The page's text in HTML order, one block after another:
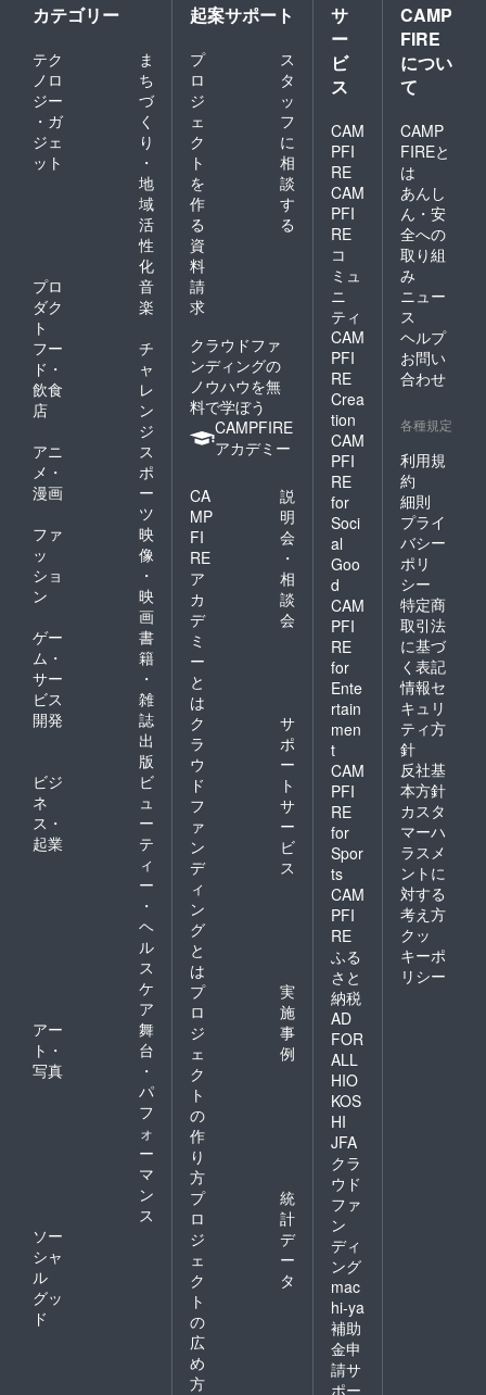
カテゴリー
テク
ノロ
ジー
・ガ
ジェ
ット
ま
ち
づ
く
り
・
地
域
活
性
化
プロ
ダク
ト
音
楽
フー
ド・
飲食
店
チ
ャ
レ
ン
ジ
アニ
メ・
漫画
ス
ポ
ー
ツ
ファ
ッ
ショ
ン
映
像
・
映
画
ゲー
ム・
サー
ビス
開発
書
籍
・
雑
誌
出
版
ビジ
ネ
ス・
起業
ビ
ュ
ー
テ
ィ
ー
・
ヘ
ル
ス
ケ
ア
アー
ト・
写真
舞
台
・
パ
フ
ォ
ー
マ
ン
ス
ソー
シャ
ル
グッ
ド
起案サポート
プ
ロ
ジ
ェ
ク
ト
を
作
る
ス
タ
ッ
フ
に
相
談
す
る
資
料
請
求
クラウドファ
ンディングの
ノウハウを無
料で学ぼう
CAMPFIRE
アカデミー
CA
MP
FI
RE
ア
カ
デ
ミ
ー
と
は
説
明
会
・
相
談
会
ク
ラ
ウ
ド
フ
ァ
ン
デ
ィ
ン
グ
と
は
サ
ポ
ー
ト
サ
ー
ビ
ス
プ
ロ
ジ
ェ
ク
ト
の
作
り
方
実
施
事
例
プ
ロ
ジ
ェ
ク
ト
の
広
め
方
統
計
デ
ー
タ
サ
ー
ビ
ス
CAM
PFI
RE
CAM
PFI
RE
コ
ミュ
ニ
ティ
CAM
PFI
RE
Crea
tion
CAM
PFI
RE
for
Soci
al
Goo
d
CAM
PFI
RE
for
Ente
rtain
men
t
CAM
PFI
RE
for
Spor
ts
CAM
PFI
RE
ふる
さと
納税
AD
FOR
ALL
HIO
KOS
HI
JFA
クラ
ウド
ファ
ン
ディ
ング
mac
hi-ya
補助
金申
請サ
ポー
CAMP
FIRE
につい
て
CAMP
FIREと
は
あんし
ん・安
全への
取り組
み
ニュー
ス
ヘルプ
お問い
合わせ
各種規定
利用規
約
細則
プライ
バシー
ポリ
シー
特定商
取引法
に基づ
く表記
情報セ
キュリ
ティ方
針
反社基
本方針
カスタ
マーハ
ラスメ
ントに
対する
考え方
クッ
キーポ
リシー